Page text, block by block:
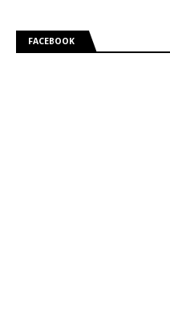
FACEBOOK